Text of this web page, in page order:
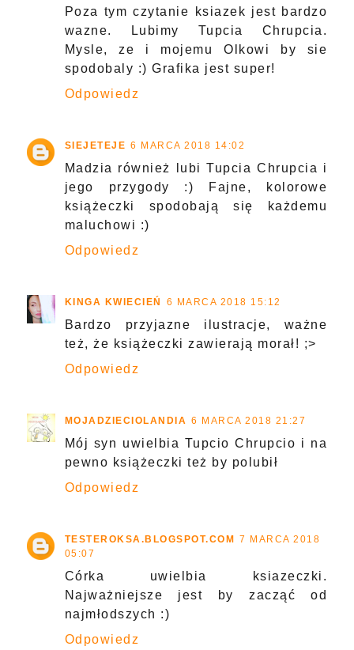
Poza tym czytanie ksiazek jest bardzo
wazne. Lubimy Tupcia Chrupcia.
Mysle, ze i mojemu Olkowi by sie
spodobaly :) Grafika jest super!
Odpowiedz
SIEJETEJE 6 MARCA 2018 14:02
Madzia również lubi Tupcia Chrupcia i
jego przygody :) Fajne, kolorowe
książeczki spodobają się każdemu
maluchowi :)
Odpowiedz
KINGA KWIECIEŃ 6 MARCA 2018 15:12
Bardzo przyjazne ilustracje, ważne
też, że książeczki zawierają morał! ;>
Odpowiedz
MOJADZIECIOLANDIA 6 MARCA 2018 21:27
Mój syn uwielbia Tupcio Chrupcio i na
pewno książeczki też by polubił
Odpowiedz
TESTEROKSA.BLOGSPOT.COM 7 MARCA 2018
05:07
Córka uwielbia ksiazeczki.
Najważniejsze jest by zacząć od
najmłodszych :)
Odpowiedz